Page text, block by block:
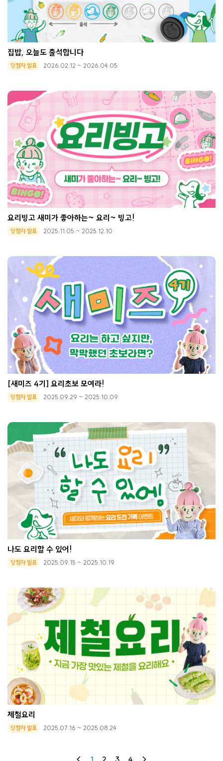
집밥, 오늘도 출석합니다
당첨자 발표 2026.02.12 ~ 2026.04.05
요리빙고 새미가 좋아하는~ 요리~ 빙고!
당첨자 발표 2025.11.05 ~ 2025.12.10
[새미즈 4기] 요리초보 모여라!
당첨자 발표 2025.09.29 ~ 2025.10.09
나도 요리할 수 있어!
당첨자 발표 2025.09.15 ~ 2025.10.19
제철요리
당첨자 발표 2025.07.16 ~ 2025.08.24